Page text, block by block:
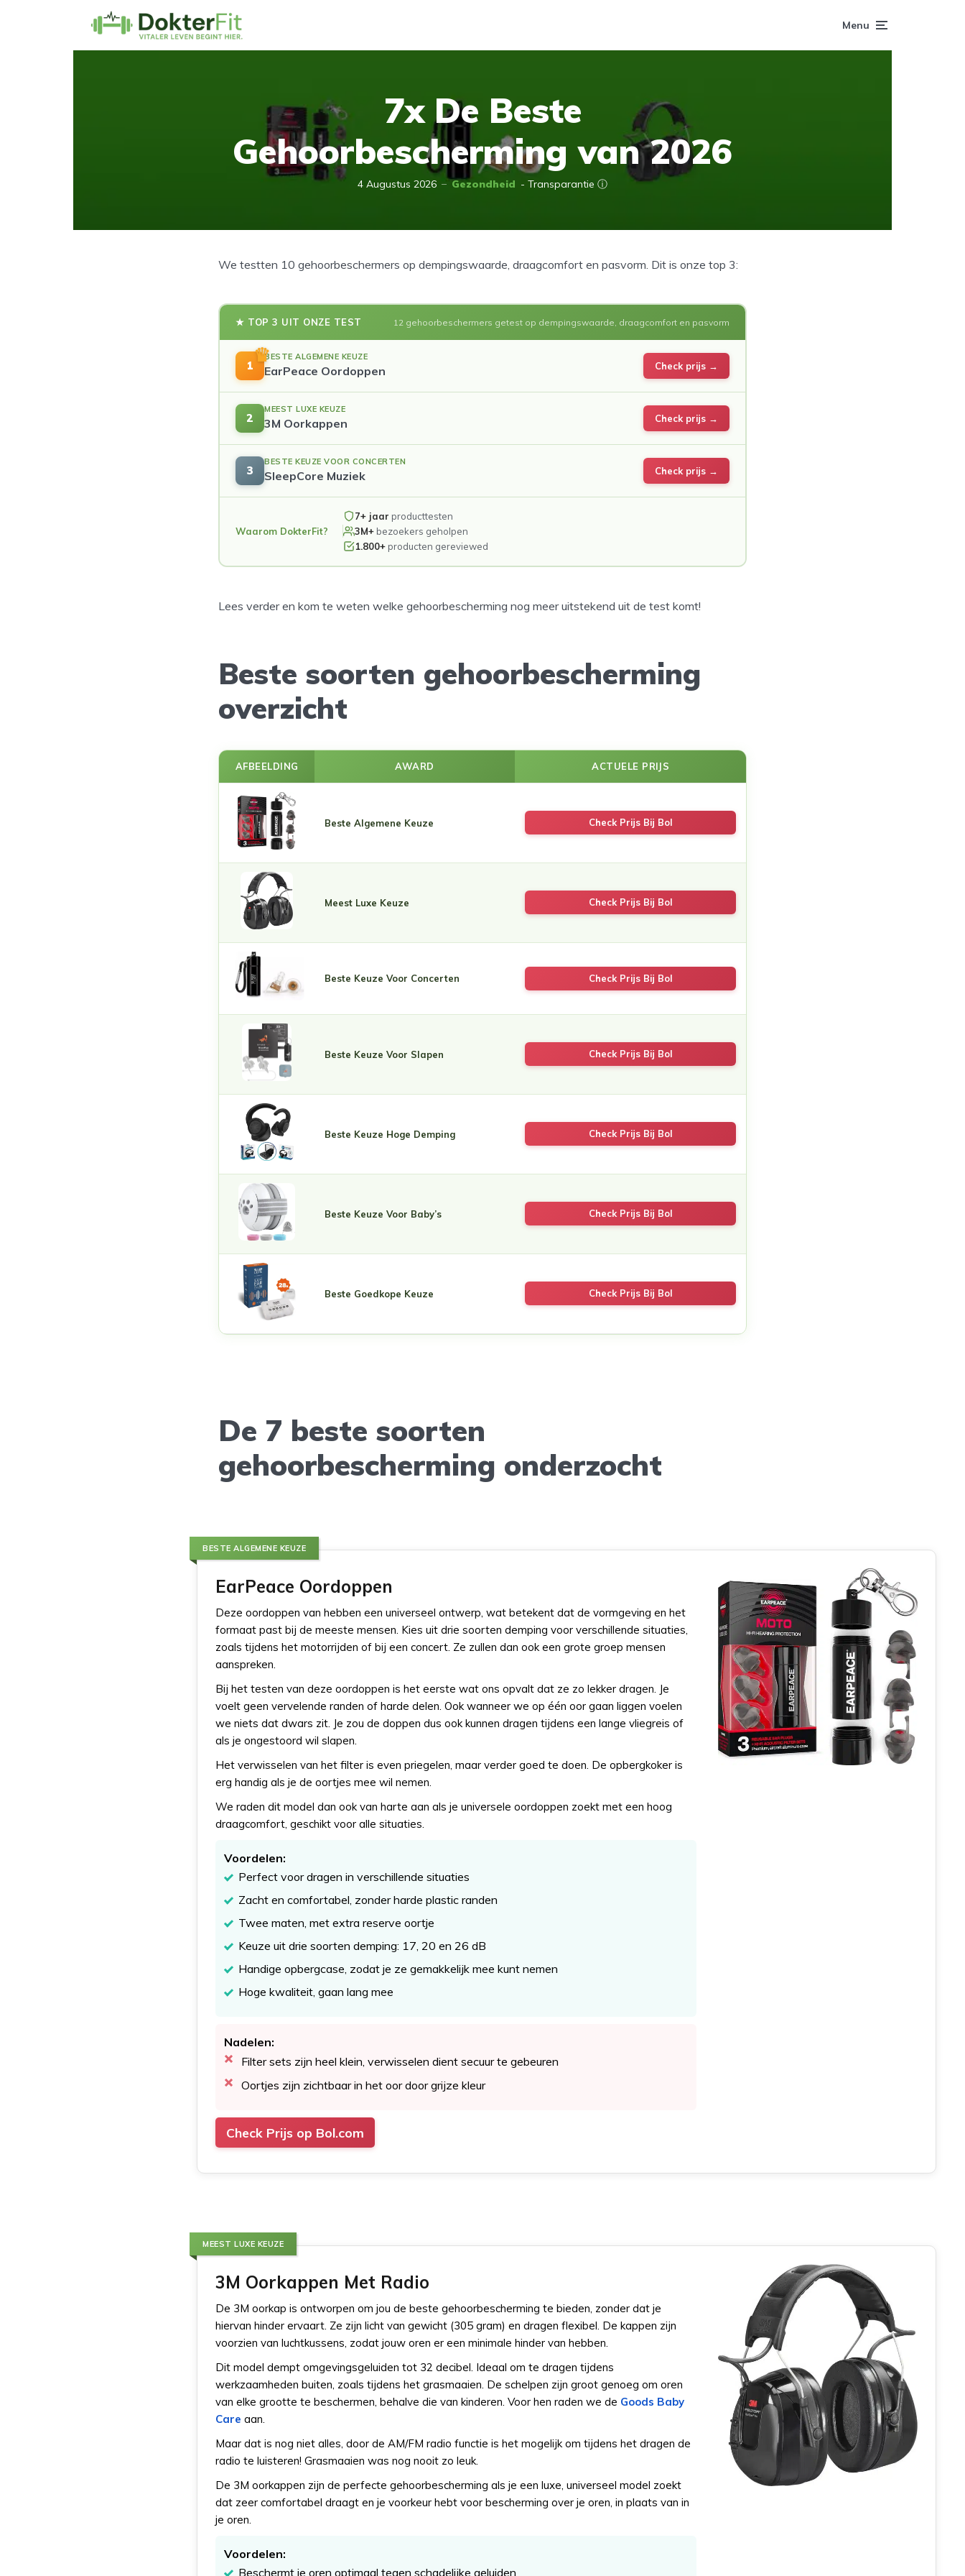
Menu
7x De Beste
Gehoorbescherming van 2026
4 Augustus 2026 Gezondheid - Transparantie ⓘ
We testten 10 gehoorbeschermers op dempingswaarde, draagcomfort en pasvorm. Dit is onze top 3:
★ TOP 3 UIT ONZE TEST 12 gehoorbeschermers getest op dempingswaarde, draagcomfort en pasvorm
1
BESTE ALGEMENE KEUZE
EarPeace Oordoppen Check prijs →
2
MEEST LUXE KEUZE
3M Oorkappen Check prijs →
3
BESTE KEUZE VOOR CONCERTEN
SleepCore Muziek Check prijs →
Waarom DokterFit?
7+ jaar producttesten
3M+ bezoekers geholpen
1.800+producten gereviewed
Lees verder en kom te weten welke gehoorbescherming nog meer uitstekend uit de test komt!
Beste soorten gehoorbescherming
overzicht
AFBEELDING AWARD ACTUELE PRIJS
Beste Algemene Keuze Check Prijs Bij Bol
Meest Luxe Keuze Check Prijs Bij Bol
Beste Keuze Voor Concerten Check Prijs Bij Bol
Beste Keuze Voor Slapen Check Prijs Bij Bol
Beste Keuze Hoge Demping Check Prijs Bij Bol
Beste Keuze Voor Baby’s Check Prijs Bij Bol
Beste Goedkope Keuze Check Prijs Bij Bol
De 7 beste soorten
gehoorbescherming onderzocht
BESTE ALGEMENE KEUZE
EarPeace Oordoppen
Deze oordoppen van hebben een universeel ontwerp, wat betekent dat de vormgeving en het
formaat past bij de meeste mensen. Kies uit drie soorten demping voor verschillende situaties,
zoals tijdens het motorrijden of bij een concert. Ze zullen dan ook een grote groep mensen
aanspreken.
Bij het testen van deze oordoppen is het eerste wat ons opvalt dat ze zo lekker dragen. Je
voelt geen vervelende randen of harde delen. Ook wanneer we op één oor gaan liggen voelen
we niets dat dwars zit. Je zou de doppen dus ook kunnen dragen tijdens een lange vliegreis of
als je ongestoord wil slapen.
Het verwisselen van het filter is even priegelen, maar verder goed te doen. De opbergkoker is
erg handig als je de oortjes mee wil nemen.
We raden dit model dan ook van harte aan als je universele oordoppen zoekt met een hoog
draagcomfort, geschikt voor alle situaties.
Voordelen:
Perfect voor dragen in verschillende situaties
Zacht en comfortabel, zonder harde plastic randen
Twee maten, met extra reserve oortje
Keuze uit drie soorten demping: 17, 20 en 26 dB
Handige opbergcase, zodat je ze gemakkelijk mee kunt nemen
Hoge kwaliteit, gaan lang mee
Nadelen:
Filter sets zijn heel klein, verwisselen dient secuur te gebeuren
Oortjes zijn zichtbaar in het oor door grijze kleur
Check Prijs op Bol.com
MEEST LUXE KEUZE
3M Oorkappen Met Radio
De 3M oorkap is ontworpen om jou de beste gehoorbescherming te bieden, zonder dat je
hiervan hinder ervaart. Ze zijn licht van gewicht (305 gram) en dragen flexibel. De kappen zijn
voorzien van luchtkussens, zodat jouw oren er een minimale hinder van hebben.
Dit model dempt omgevingsgeluiden tot 32 decibel. Ideaal om te dragen tijdens
werkzaamheden buiten, zoals tijdens het grasmaaien. De schelpen zijn groot genoeg om oren
van elke grootte te beschermen, behalve die van kinderen. Voor hen raden we de Goods Baby
Care aan.
Maar dat is nog niet alles, door de AM/FM radio functie is het mogelijk om tijdens het dragen de
radio te luisteren! Grasmaaien was nog nooit zo leuk.
De 3M oorkappen zijn de perfecte gehoorbescherming als je een luxe, universeel model zoekt
dat zeer comfortabel draagt en je voorkeur hebt voor bescherming over je oren, in plaats van in
je oren.
Voordelen:
Beschermt je oren optimaal tegen schadelijke geluiden